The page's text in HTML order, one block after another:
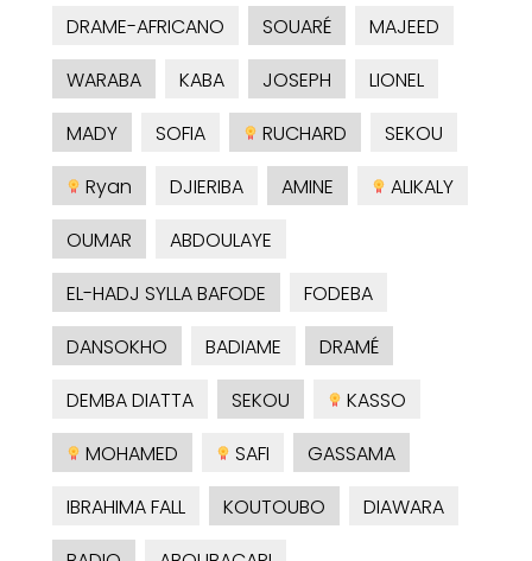
DRAME-AFRICANO
SOUARÉ
MAJEED
WARABA
KABA JOSEPH
LIONEL
MADY
SOFIA RUCHARD
SEKOU
Ryan
DJIERIBA AMINE
ALIKALY
OUMAR
ABDOULAYE
EL-HADJ SYLLA BAFODE
FODEBA
DANSOKHO
BADIAME
DRAMÉ
DEMBA DIATTA
SEKOU
KASSO
MOHAMED
SAFI
GASSAMA
IBRAHIMA FALL
KOUTOUBO
DIAWARA